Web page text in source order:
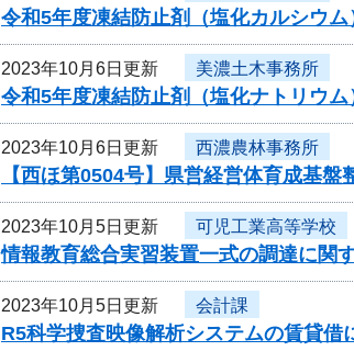
令和5年度凍結防止剤（塩化カルシウ
2023年10月6日更新 美濃土木事務所
令和5年度凍結防止剤（塩化ナトリウ
2023年10月6日更新 西濃農林事務所
【西ほ第0504号】県営経営体育成基
2023年10月5日更新 可児工業高等学校
情報教育総合実習装置一式の調達に関
2023年10月5日更新 会計課
R5科学捜査映像解析システムの賃貸借